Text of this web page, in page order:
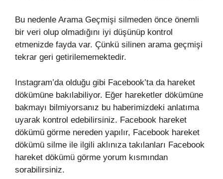
Bu nedenle Arama Geçmişi silmeden önce önemli
bir veri olup olmadığını iyi düşünüp kontrol
etmenizde fayda var. Çünkü silinen arama geçmişi
tekrar geri getirilememektedir.
Instagram’da olduğu gibi Facebook’ta da hareket
dökümüne bakılabiliyor. Eğer hareketler dökümüne
bakmayı bilmiyorsanız bu haberimizdeki anlatıma
uyarak kontrol edebilirsiniz. Facebook hareket
dökümü görme nereden yapılır, Facebook hareket
dökümü silme ile ilgili aklınıza takılanları Facebook
hareket dökümü görme yorum kısmından
sorabilirsiniz.